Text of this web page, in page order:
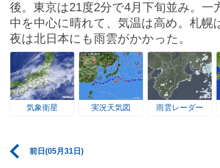
後。東京は21度2分で4月下旬並み。一
中を中心に晴れて、気温は高め。札幌
夜は北日本にも雨雲がかかった。
気象衛星 実況天気図 雨雲レーダー
前日(05月31日)